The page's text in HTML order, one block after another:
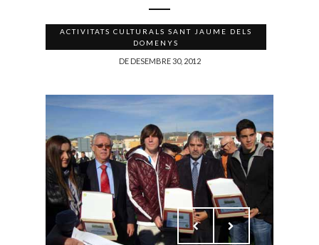
ACTIVITATS CULTURALS SANT JAUME DELS
DOMENYS
DE DESEMBRE 30, 2012